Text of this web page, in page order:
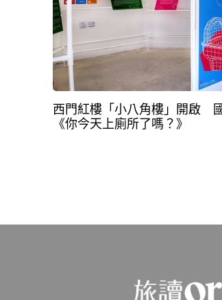
西門紅樓「小八角樓」開啟
《你今天上廁所了嗎？》